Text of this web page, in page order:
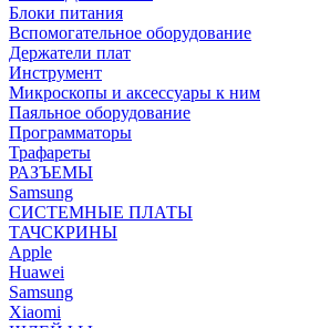
Блоки питания
Вспомогательное оборудование
Держатели плат
Инструмент
Микроскопы и аксессуары к ним
Паяльное оборудование
Программаторы
Трафареты
РАЗЪЕМЫ
Samsung
СИСТЕМНЫЕ ПЛАТЫ
ТАЧСКРИНЫ
Apple
Huawei
Samsung
Xiaomi